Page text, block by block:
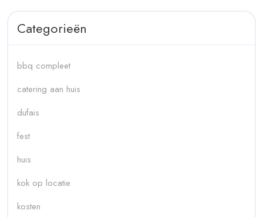
Categorieën
bbq compleet
catering aan huis
dufais
fest
huis
kok op locatie
kosten